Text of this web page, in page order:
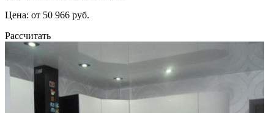
Цена: от 50 966 руб.
Рассчитать